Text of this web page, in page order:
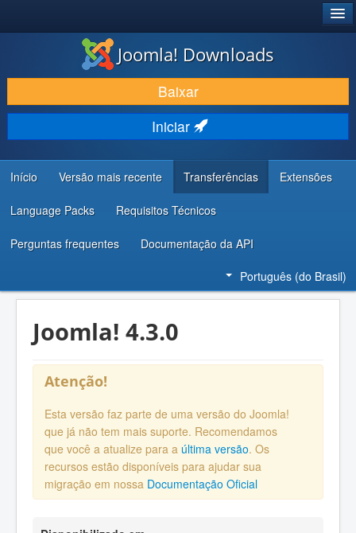
BAIXAR E APRIMORAR
DESCUBRA & APRENDA
COMUNIDADE & SUPORTE
RECURSOS PARA DESENVOLVEDORES
Joomla! Downloads
Baixar
Iniciar
Início Versão mais recente Transferências Extensões
Language Packs Requisitos Técnicos
Perguntas frequentes Documentação da API
Português (do Brasil)
Joomla! 4.3.0
Atenção!
Esta versão faz parte de uma versão do Joomla!
que já não tem mais suporte. Recomendamos
que você a atualize para a última versão. Os
recursos estão disponíveis para ajudar sua
migração em nossa Documentação Oficial